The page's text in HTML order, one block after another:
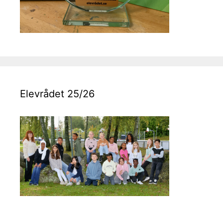
Elevrådet 25/26